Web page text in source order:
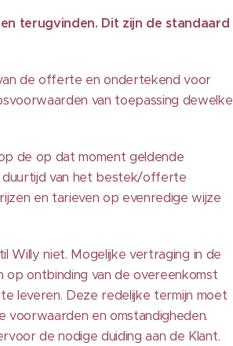
terugvinden. Dit zijn de standaard
de offerte en ondertekend voor
van toepassing dewelke
de op dat moment geldende
duurtijd van het bestek/offerte
en tarieven op evenredige wijze
Willy niet. Mogelijke vertraging in de
ontbinding van de overeenkomst
leveren. Deze redelijke termijn moet
en omstandigheden.
de nodige duiding aan de Klant.